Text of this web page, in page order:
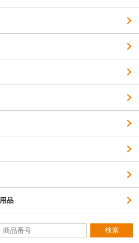
品
検索